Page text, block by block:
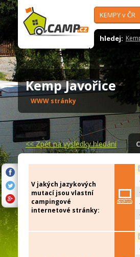
KEMPY v ČR
hledej:
Kemp Javořice
WWW stránky
<<Zpět na výsledky hledání
V jakých jazykových
mutací jsou vlastní
campingové
internetové stránky: